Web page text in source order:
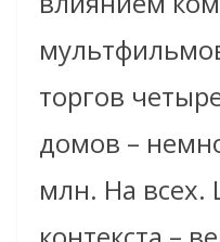
торгов
домов –
млн. На всех.